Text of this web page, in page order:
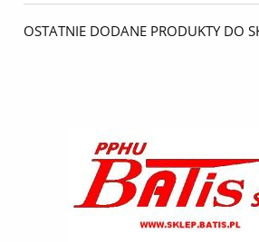
OSTATNIE DODANE PRODUKTY DO